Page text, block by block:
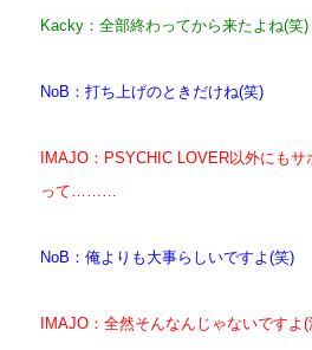
Kacky：全部終わってから来たよね(笑)
NoB：打ち上げのときだけね(笑)
IMAJO：PSYCHIC LOVER以外にも
って………
NoB：俺よりも大事らしいですよ(笑)
IMAJO：全然そんなんじゃないですよ(